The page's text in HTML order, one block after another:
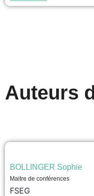
ressources d'une ville
Auteurs
BOLLINGER Sophie
Maitre de conférences
FSEG